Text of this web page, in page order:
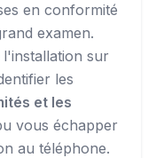
en conformité
examen.
sur
les
et les
vous échapper
au téléphone.